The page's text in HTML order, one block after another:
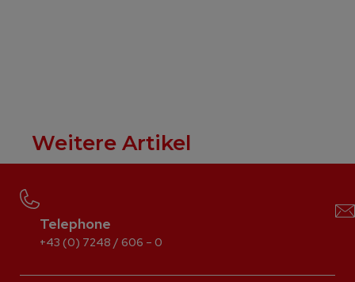
Weitere Artikel
Telephone
+43 (0) 7248 / 606 – 0